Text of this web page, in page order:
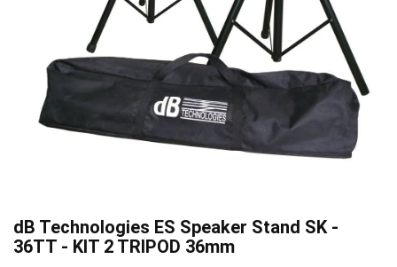
dB Technologies ES Speaker Stand SK -
36TT - KIT 2 TRIPOD 36mm